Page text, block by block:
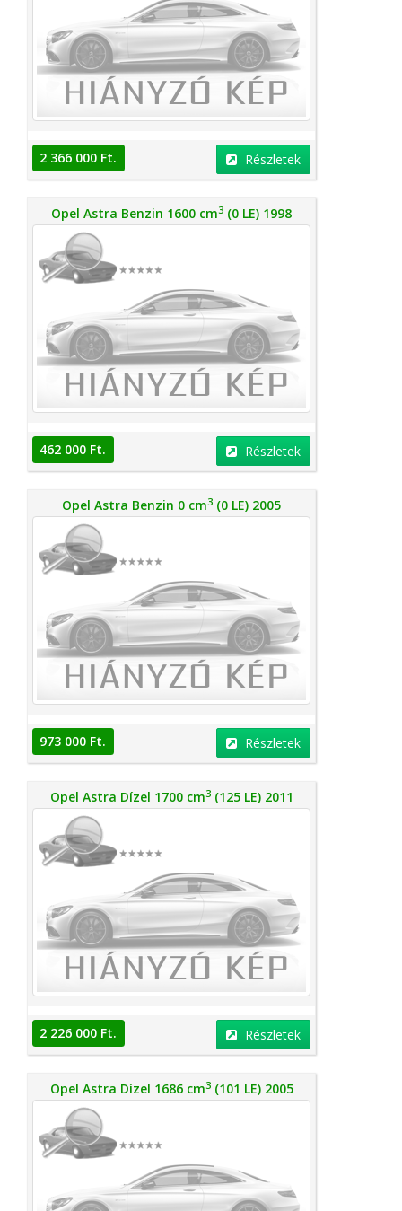
2 366 000 Ft. Részletek
Opel Astra Benzin 1600 cm3 (0 LE) 1998
462 000 Ft. Részletek
Opel Astra Benzin 0 cm3 (0 LE) 2005
973 000 Ft. Részletek
Opel Astra Dízel 1700 cm3(125 LE) 2011
2 226 000 Ft. Részletek
Opel Astra Dízel 1686 cm3(101 LE) 2005